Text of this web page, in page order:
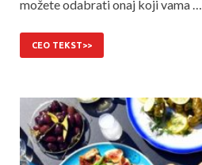
možete odabrati onaj koji vama …
CEO TEKST>>